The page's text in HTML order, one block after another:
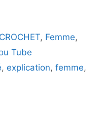
CROCHET, Femme,
Tube
, explication,femme,